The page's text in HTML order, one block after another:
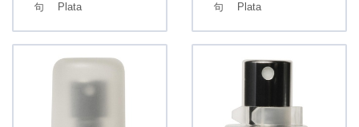
Plata
Plata